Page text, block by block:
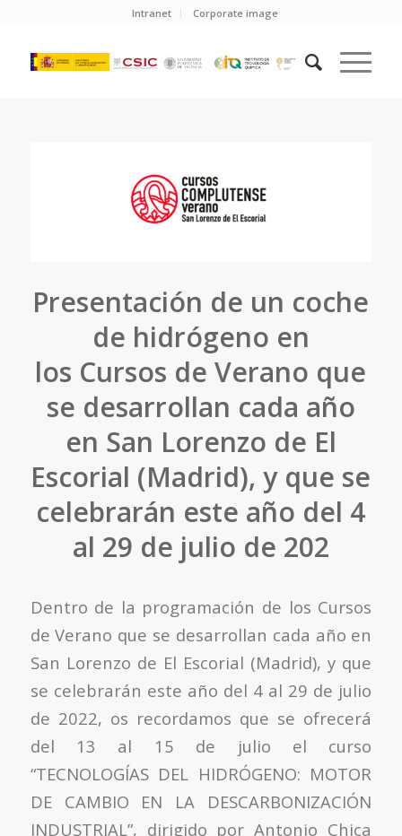
Intranet Corporate image
Presentación de un coche
de hidrógeno en
los Cursos de Verano que
se desarrollan cada año
en San Lorenzo de El
Escorial (Madrid), y que se
celebrarán este año del 4
al 29 de julio de 202
Dentro de la programación de los Cursos
de Verano que se desarrollan cada año en
San Lorenzo de El Escorial (Madrid), y que
se celebrarán este año del 4 al 29 de julio
de 2022, os recordamos que se ofrecerá
del 13 al 15 de julio el curso
“TECNOLOGÍAS DEL HIDRÓGENO: MOTOR
DE CAMBIO EN LA DESCARBONIZACIÓN
INDUSTRIAL”, dirigido por Antonio Chica